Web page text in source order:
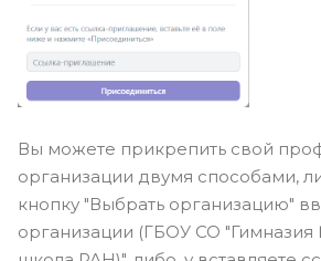
Вы можете прикрепить свой
организации двумя способами,
кнопку "Выбрать организацию"
организации (ГБОУ СО "Гимназия